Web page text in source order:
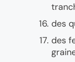
des
des